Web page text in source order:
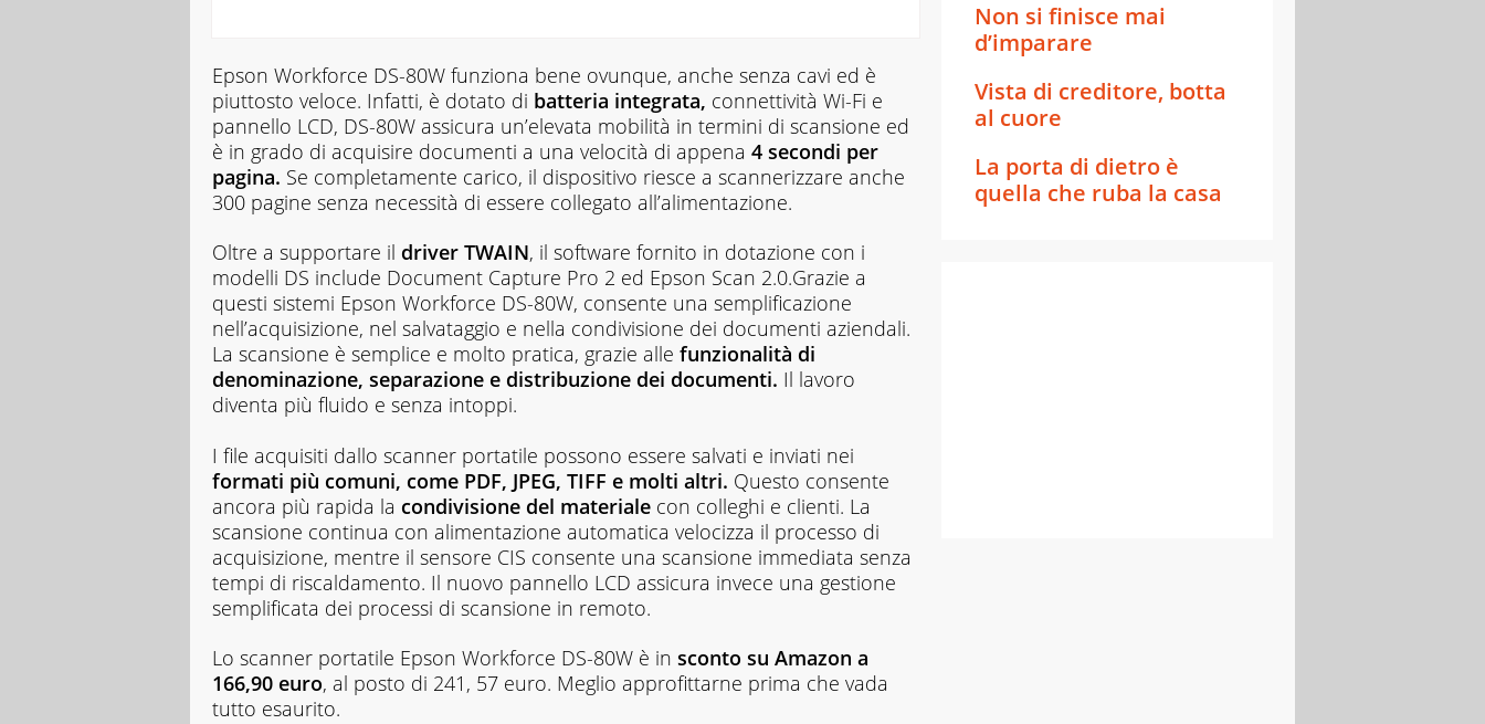
Epson Workforce DS-80W funziona bene ovunque, anche senza cavi ed è
piuttosto veloce. Infatti, è dotato di batteria integrata, connettività Wi-Fi e
pannello LCD, DS-80W assicura un’elevata mobilità in termini di scansione ed
è in grado di acquisire documenti a una velocità di appena 4 secondi per
pagina. Se completamente carico, il dispositivo riesce a scannerizzare anche
300 pagine senza necessità di essere collegato all’alimentazione.
Oltre a supportare il driver TWAIN, il software fornito in dotazione con i
modelli DS include Document Capture Pro 2 ed Epson Scan 2.0.Grazie a
questi sistemi Epson Workforce DS-80W, consente una semplificazione
nell’acquisizione, nel salvataggio e nella condivisione dei documenti aziendali.
La scansione è semplice e molto pratica, grazie alle funzionalità di
denominazione, separazione e distribuzione dei documenti. Il lavoro
diventa più fluido e senza intoppi.
I file acquisiti dallo scanner portatile possono essere salvati e inviati nei
formati più comuni, come PDF, JPEG, TIFF e molti altri. Questo consente
ancora più rapida la condivisione del materiale con colleghi e clienti. La
scansione continua con alimentazione automatica velocizza il processo di
acquisizione, mentre il sensore CIS consente una scansione immediata senza
tempi di riscaldamento. Il nuovo pannello LCD assicura invece una gestione
semplificata dei processi di scansione in remoto.
Lo scanner portatile Epson Workforce DS-80W è in sconto su Amazon a
166,90 euro, al posto di 241, 57 euro. Meglio approfittarne prima che vada
tutto esaurito.
Non si finisce mai
d’imparare
Vista di creditore, botta
al cuore
La porta di dietro è
quella che ruba la casa